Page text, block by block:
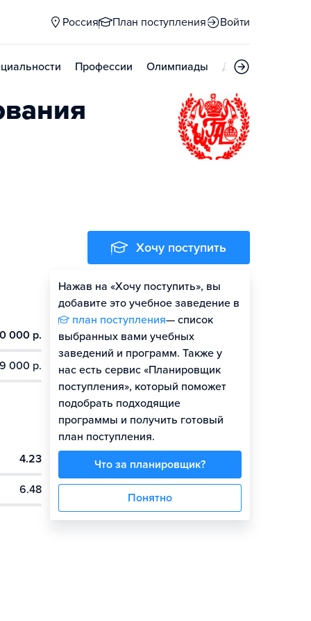
Россия План поступления Войти
Профессии Олимпиады Дни открытых
000 р.
000 р.
4.23
6.48
Хочу поступить
Нажав на «Хочу поступить», вы
добавите это учебное заведение в
план поступления— список
выбранных вами учебных
заведений и программ. Также у
нас есть сервис «Планировщик
поступления», который поможет
подобрать подходящие
программы и получить готовый
план поступления.
Что за планировщик?
Понятно